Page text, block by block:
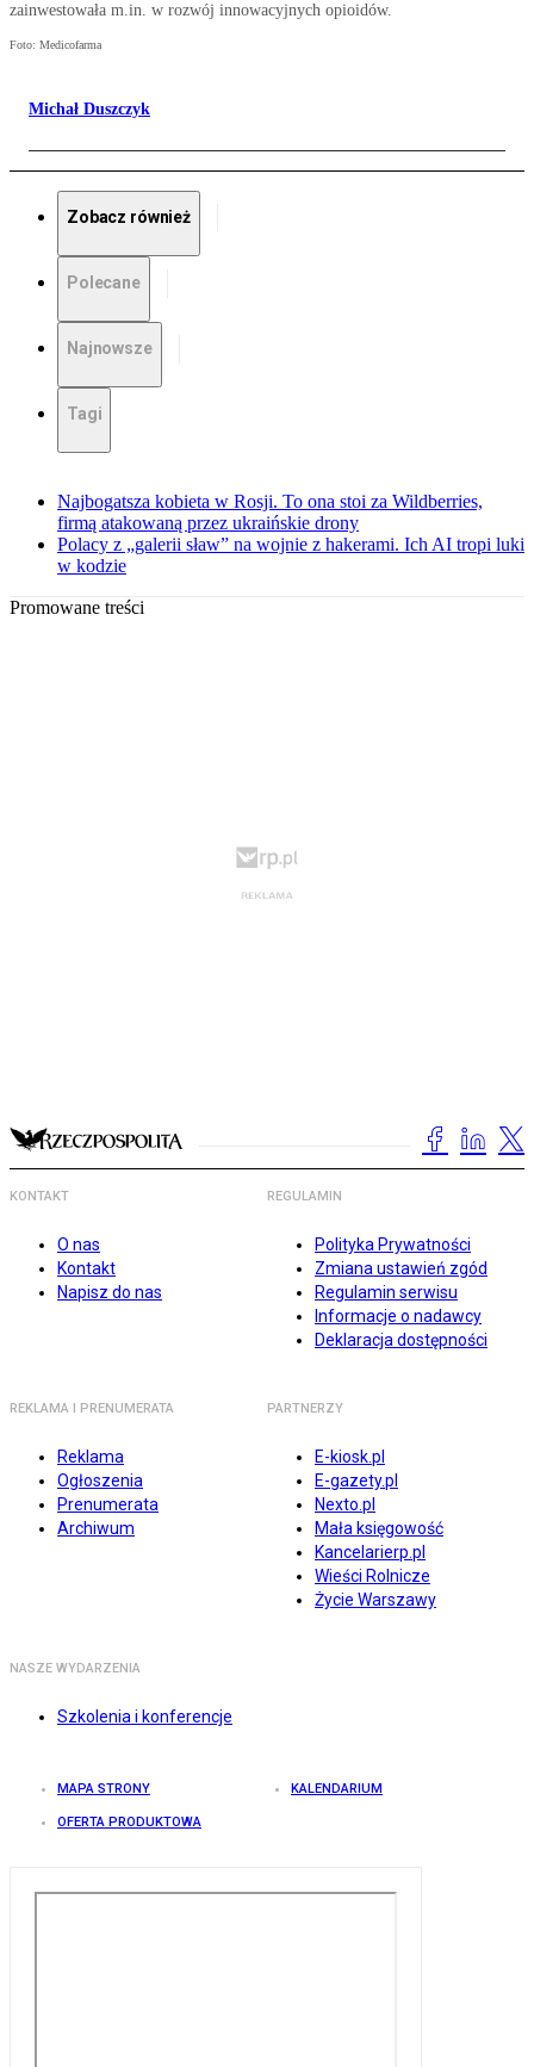
zainwestowała m.in. w rozwój innowacyjnych opioidów.
Foto: Medicofarma
Michał Duszczyk
Zobacz również
Polecane
Najnowsze
Tagi
Najbogatsza kobieta w Rosji. To ona stoi za Wildberries,
firmą atakowaną przez ukraińskie drony
Polacy z „galerii sław” na wojnie z hakerami. Ich AI tropi luki
w kodzie
Promowane treści
KONTAKT
O nas
Kontakt
Napisz do nas
REGULAMIN
Polityka Prywatności
Zmiana ustawień zgód
Regulamin serwisu
Informacje o nadawcy
Deklaracja dostępności
REKLAMA I PRENUMERATA
Reklama
Ogłoszenia
Prenumerata
Archiwum
PARTNERZY
E-kiosk.pl
E-gazety.pl
Nexto.pl
Mała księgowość
Kancelarierp.pl
Wieści Rolnicze
Życie Warszawy
NASZE WYDARZENIA
Szkolenia i konferencje
MAPA STRONY KALENDARIUM
OFERTA PRODUKTOWA